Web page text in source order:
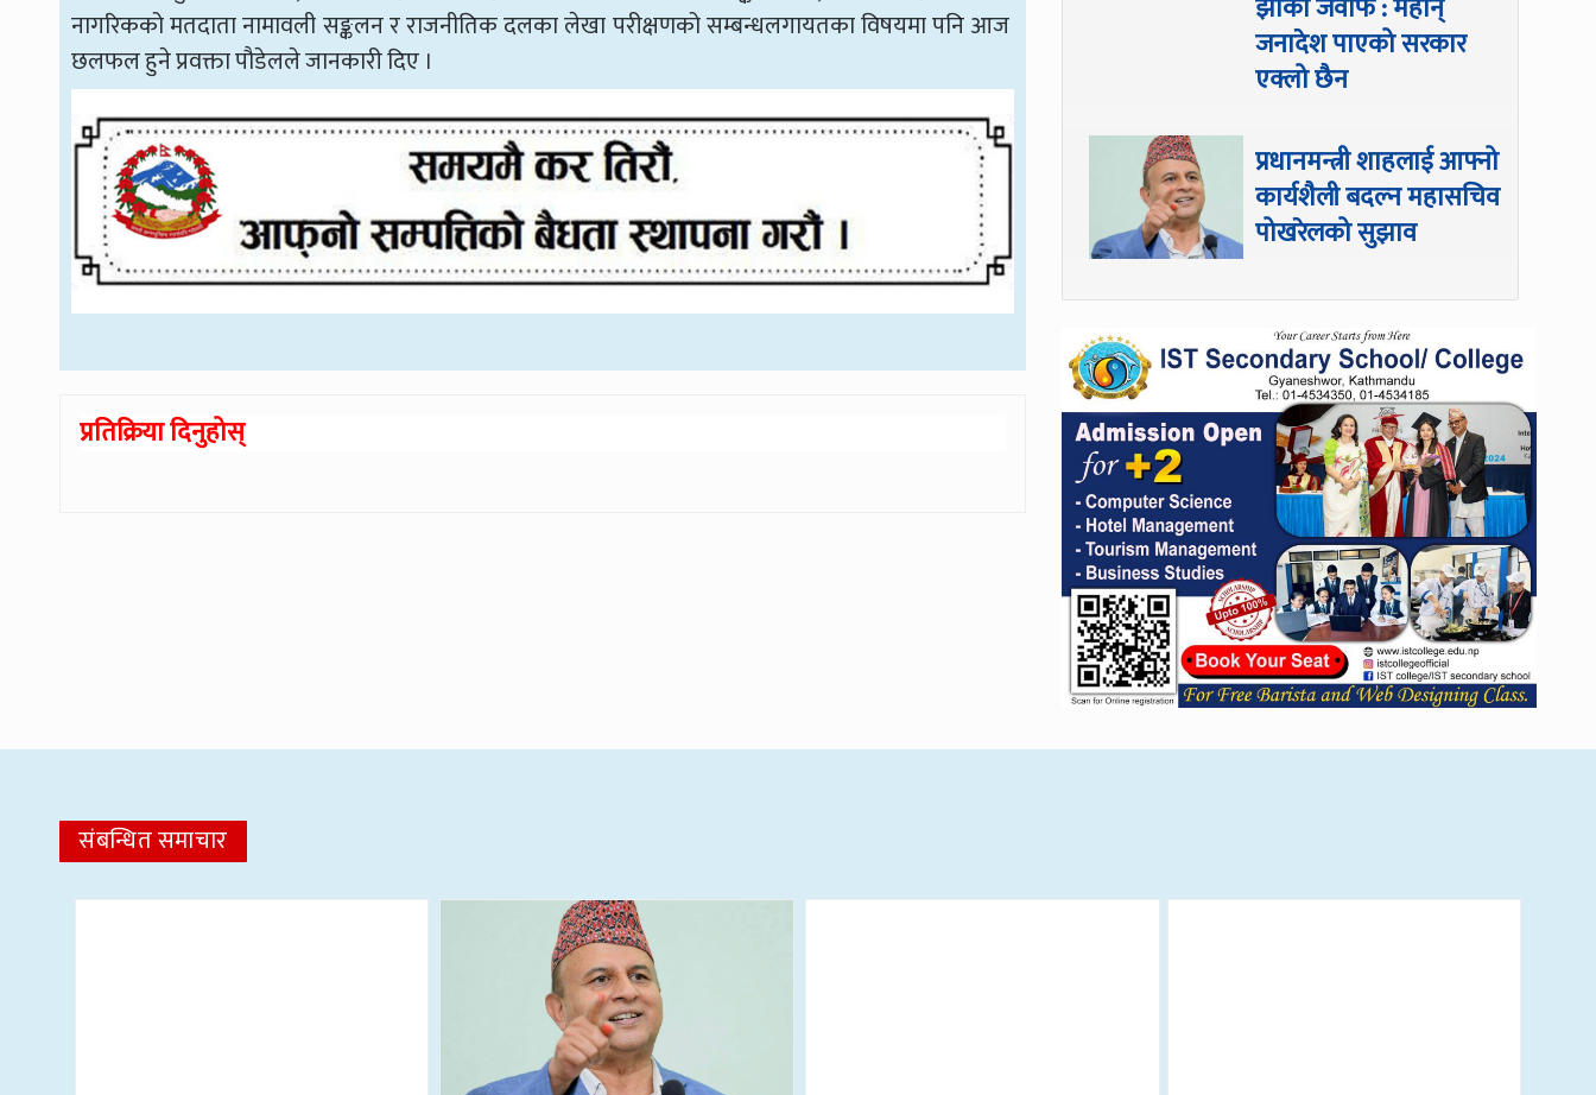
नागरिकको मतदाता नामावली सङ्कलन र राजनीतिक दलका लेखा परीक्षणको सम्बन्धलगायतका विषयमा पनि आज
छलफल हुने प्रवक्ता पौडेलले जानकारी दिए ।
प्रतिक्रिया दिनुहोस्
झाको जवाफ : महान्
जनादेश पाएको सरकार
एक्लो छैन
प्रधानमन्त्री शाहलाई आफ्नो
कार्यशैली बदल्न महासचिव
पोखरेलको सुझाव
संबन्धित समाचार